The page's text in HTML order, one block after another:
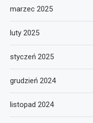
marzec 2025
luty 2025
styczeń 2025
grudzień 2024
listopad 2024